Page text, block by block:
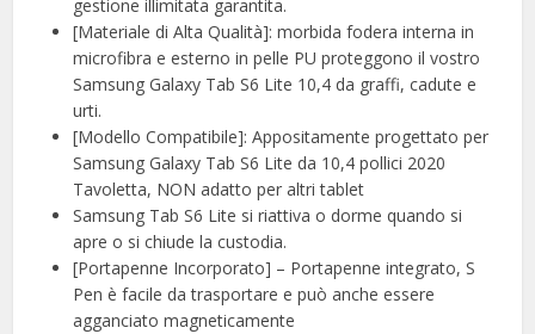
gestione illimitata garantita.
[Materiale di Alta Qualità]: morbida fodera interna in
microfibra e esterno in pelle PU proteggono il vostro
Samsung Galaxy Tab S6 Lite 10,4 da graffi, cadute e
urti.
[Modello Compatibile]: Appositamente progettato per
Samsung Galaxy Tab S6 Lite da 10,4 pollici 2020
Tavoletta, NON adatto per altri tablet
Samsung Tab S6 Lite si riattiva o dorme quando si
apre o si chiude la custodia.
[Portapenne Incorporato] – Portapenne integrato, S
Pen è facile da trasportare e può anche essere
agganciato magneticamente